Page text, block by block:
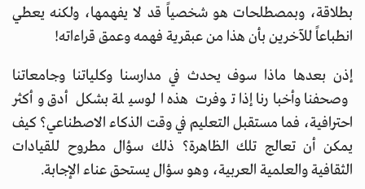
بطلاقة، وبمصطلحات هو شخصياً قد لا يفهمها، ولكنه يعطي
انطباعاً للآخرين بأن هذا من عبقرية فهمه وعمق قراءاته!
إذن بعدها ماذا سوف يحدث في مدارسنا وكلياتنا وجامعاتنا
وصحفنا وأخبارنا إذا توفرت هذه الوسيلة بشكل أدق وأكثر
احترافية، فما مستقبل التعليم في وقت الذكاء الاصطناعي؟ كيف
يمكن أن تعالج تلك الظاهرة؟ ذلك سؤال مطروح للقيادات
الثقافية والعلمية العربية، وهو سؤال يستحق عناء الإجابة.